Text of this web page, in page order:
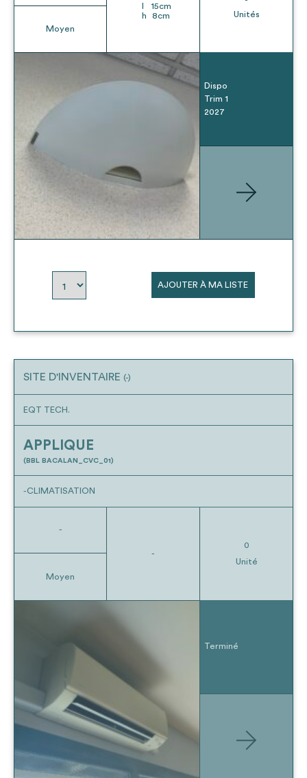
Moyen
15cm
h
8cm
Unités
Dispo
Trim 1
2027
AJOUTER À MA LISTE
SITE D'INVENTAIRE (-)
EQT TECH.
APPLIQUE
(BBL BACALAN_CVC_01)
-CLIMATISATION
-
Moyen
-
0
Unité
Terminé